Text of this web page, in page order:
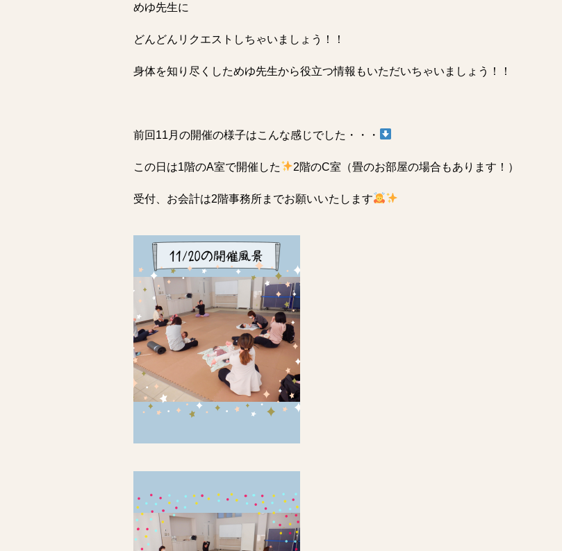
めゆ先生に
どんどんリクエストしちゃいましょう！！
身体を知り尽くしためゆ先生から役立つ情報もいただいちゃいましょう！！
前回11月の開催の様子はこんな感じでした・・・
この日は1階のA室で開催した 2階のC室（畳のお部屋の場合もあります！）
受付、お会計は2階事務所までお願いいたします